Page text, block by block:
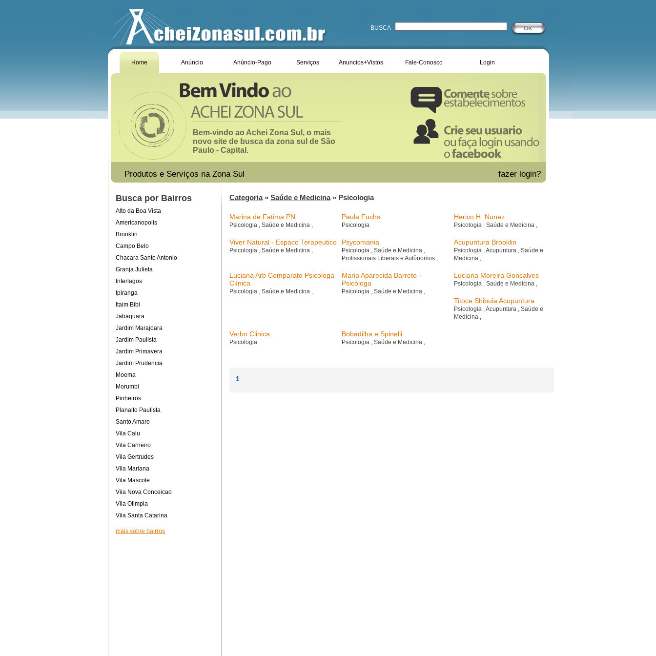
BUSCA
Home Anúncio Anúncio-Pago Serviços Anuncios+Vistos Fale-Conosco Login
Bem-vindo ao Achei Zona Sul, o mais
novo site de busca da zona sul de São
Paulo - Capital.
Produtos e Serviços na Zona Sul fazer login?
Busca por Bairros
Alto da Boa Vista
Americanopolis
Brooklin
Campo Belo
Chacara Santo Antonio
Granja Julieta
Interlagos
Ipiranga
Itaim Bibi
Jabaquara
Jardim Marajoara
Jardim Paulista
Jardim Primavera
Jardim Prudencia
Moema
Morumbi
Pinheiros
Planalto Paulista
Santo Amaro
Vila Calu
Vila Carneiro
Vila Gertrudes
Vila Mariana
Vila Mascote
Vila Nova Conceicao
Vila Olimpia
Vila Santa Catarina
mais sobre bairros
Categoria» Saúde e Medicina» Psicologia
Marina de Fatima PN
Psicologia , Saúde e Medicina ,
Paula Fuchs
Psicologia
Herico H. Nunez
Psicologia , Saúde e Medicina ,
Viver Natural - Espaco Terapeutico
Psicologia , Saúde e Medicina ,
Psycomania
Psicologia , Saúde e Medicina ,
Profissionais Liberais e Autônomos ,
Acupuntura Brooklin
Psicologia ,Acupuntura , Saúde e
Medicina ,
Luciana Arb Comparato Psicologa
Clínica
Psicologia , Saúde e Medicina ,
Maria Aparecida Barreto -
Psicóloga
Psicologia , Saúde e Medicina ,
Luciana Moreira Goncalves
Psicologia , Saúde e Medicina ,
Titoce Shibuia Acupuntura
Psicologia ,Acupuntura , Saúde e
Medicina ,
Verbo Clinica
Psicologia
Bobadilha e Spinelli
Psicologia , Saúde e Medicina ,
1